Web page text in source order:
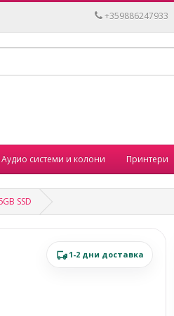
+359886247933
Аудио системи и колони Принтери
SSD
1-2 дни доставка